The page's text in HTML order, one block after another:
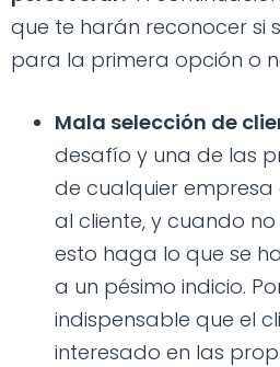
que te harán reconocer si
para la primera opción o
Mala selección de
desafío y una de las
de cualquier
al cliente, y cuando
esto haga lo que se
a un pésimo indicio.
indispensable que el
interesado en las